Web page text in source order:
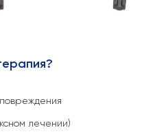
лечении)